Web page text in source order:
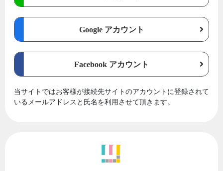
Google アカウント
Facebook アカウント
当サイトではお客様が接続先サイトのアカウントに登録されて
いるメールアドレスと氏名を利用させて頂きます。